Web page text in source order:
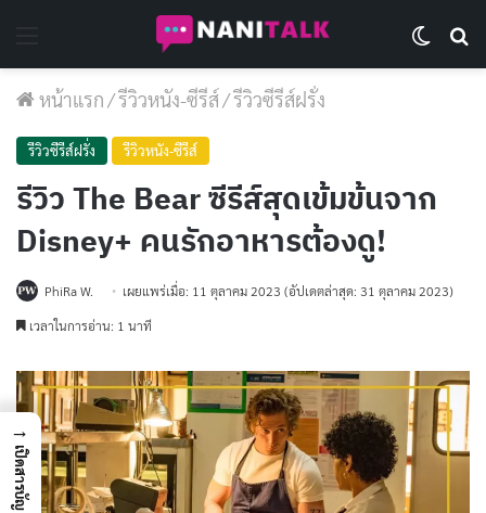
หน้าแรก/รีวิวหนัง-ซีรีส์/รีวิวซีรีส์ฝรั่ง
รีวิวซีรีส์ฝรั่ง รีวิวหนัง-ซีรีส์
รีวิว The Bear ซีรีส์สุดเข้มข้นจาก
Disney+ คนรักอาหารต้องดู!
PhiRa W. เผยแพร่เมื่อ: 11 ตุลาคม 2023 (อัปเดตล่าสุด: 31 ตุลาคม 2023)
เวลาในการอ่าน: 1 นาที
→
เปิดสารบัญ